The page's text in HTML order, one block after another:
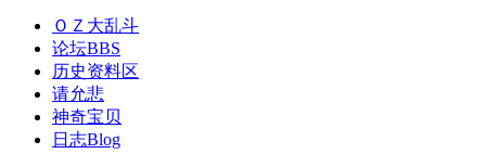
ＯＺ大乱斗
论坛BBS
历史资料区
请允悲
神奇宝贝
日志Blog